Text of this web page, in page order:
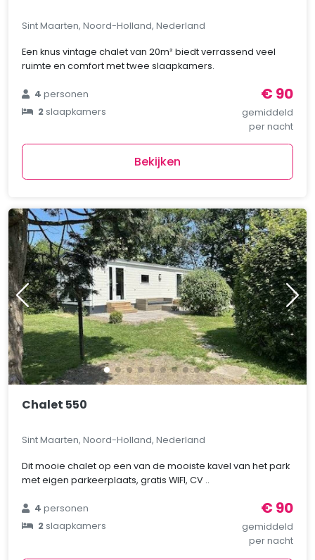
Sint Maarten, Noord-Holland, Nederland
Een knus vintage chalet van 20m² biedt verrassend veel
ruimte en comfort met twee slaapkamers.
4personen
2slaapkamers
€ 90
gemiddeld
per nacht
Bekijken
Chalet 550
Sint Maarten, Noord-Holland, Nederland
Dit mooie chalet op een van de mooiste kavel van het park
met eigen parkeerplaats, gratis WIFI, CV ..
4personen
2slaapkamers
€ 90
gemiddeld
per nacht